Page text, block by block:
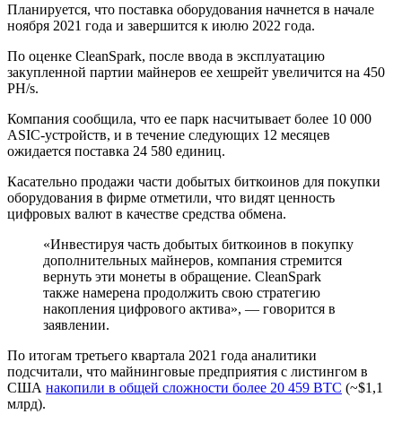
Планируется, что поставка оборудования начнется в начале
ноября 2021 года и завершится к июлю 2022 года.
По оценке CleanSpark, после ввода в эксплуатацию
закупленной партии майнеров ее хешрейт увеличится на 450
PH/s.
Компания сообщила, что ее парк насчитывает более 10 000
ASIC-устройств, и в течение следующих 12 месяцев
ожидается поставка 24 580 единиц.
Касательно продажи части добытых биткоинов для покупки
оборудования в фирме отметили, что видят ценность
цифровых валют в качестве средства обмена.
«Инвестируя часть добытых биткоинов в покупку
дополнительных майнеров, компания стремится
вернуть эти монеты в обращение. CleanSpark
также намерена продолжить свою стратегию
накопления цифрового актива», — говорится в
заявлении.
По итогам третьего квартала 2021 года аналитики
подсчитали, что майнинговые предприятия с листингом в
США накопили в общей сложности более 20 459 BTC (~$1,1
млрд).